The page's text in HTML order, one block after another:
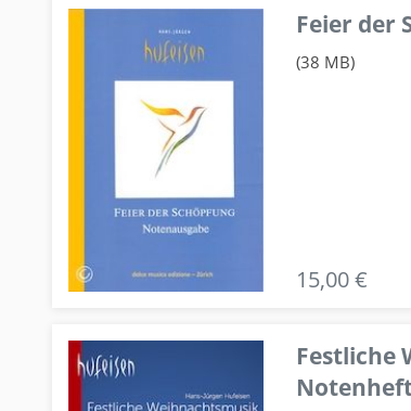
Feier der
(38 MB)
15,00 €
Festliche